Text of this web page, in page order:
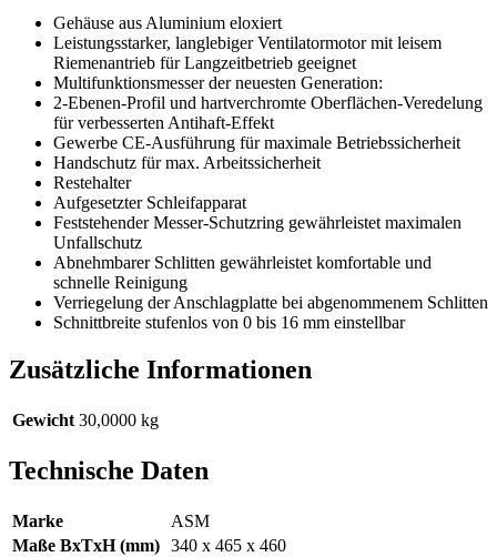
Gehäuse aus Aluminium eloxiert
Leistungsstarker, langlebiger Ventilatormotor mit leisem
Riemenantrieb für Langzeitbetrieb geeignet
Multifunktionsmesser der neuesten Generation:
2-Ebenen-Profil und hartverchromte Oberflächen-Veredelung
für verbesserten Antihaft-Effekt
Gewerbe CE-Ausführung für maximale Betriebssicherheit
Handschutz für max. Arbeitssicherheit
Restehalter
Aufgesetzter Schleifapparat
Feststehender Messer-Schutzring gewährleistet maximalen
Unfallschutz
Abnehmbarer Schlitten gewährleistet komfortable und
schnelle Reinigung
Verriegelung der Anschlagplatte bei abgenommenem Schlitten
Schnittbreite stufenlos von 0 bis 16 mm einstellbar
Zusätzliche Informationen
Gewicht 30,0000 kg
Technische Daten
Marke
ASM
Maße BxTxH (mm) 340 x 465 x 460